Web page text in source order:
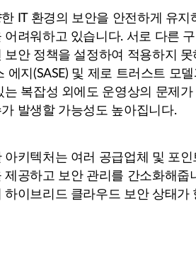
IT 환경의 보안을 안전하게 유
려워하고 있습니다. 서로 다른
보안 정책을 설정하여 적용하지
에지(SASE) 및 제로 트러스트 모
는 복잡성 외에도 운영상의 문제
발생할 가능성도 높아집니다.
아키텍처는 여러 공급업체 및 포
공하고 보안 관리를 간소화해
하이브리드 클라우드 보안 상태가